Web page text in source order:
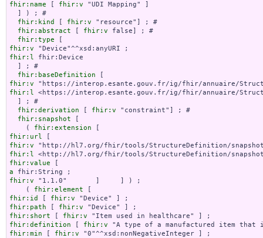
fhir:name [ fhir:v "UDI Mapping" ]
  ] ) ; #
fhir:kind
[ fhir:v "resource"] ; #
fhir:abstract [ fhir:v false] ; #
fhir:type
fhir:v
fhir:l fhir:Device
  ] ; #
fhir:baseDefinition
fhir:v
fhir:l <https://interop.esante.gouv.fr/ig/fhir/annuaire/
  ] ; #
fhir:derivation [ fhir:v "constraint"] ; #
fhir:snapshot [
    (
fhir:extension
fhir:url
fhir:v
fhir:l
fhir:value
a
fhir:v "1.1.0"       ]     ] ) ;
    (
fhir:element
fhir:id
[ fhir:v
fhir:path [ fhir:v
fhir:short [ fhir:v
fhir:definition [ fhir:v
fhir:min [ fhir:v